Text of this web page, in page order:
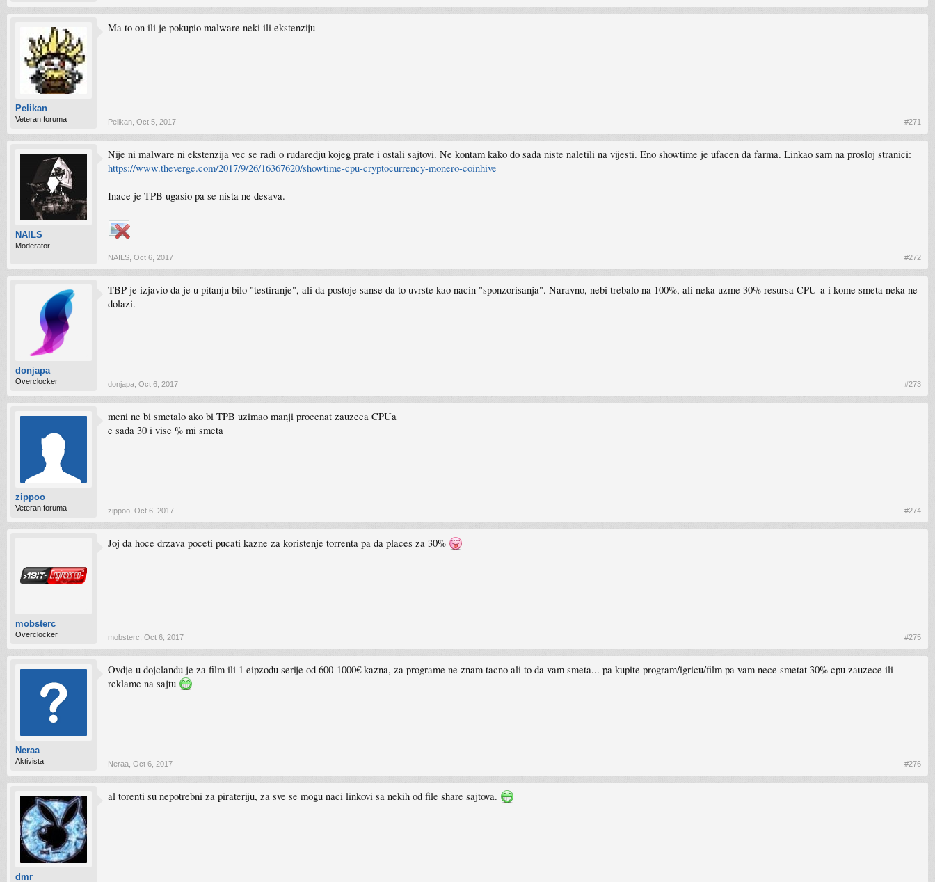
Pelikan
Veteran foruma
Ma to on ili je pokupio malware neki ili ekstenziju
Pelikan Oct 5, 2017 #271
NAILS
Moderator
Nije ni malware ni ekstenzija vec se radi o rudaredju kojeg prate i ostali sajtovi. Ne kontam kako do sada niste naletili na vijesti. Eno showtime je ufacen da farma. Linkao sam na prosloj stranici:
https://www.theverge.com/2017/9/26/16367620/showtime-cpu-cryptocurrency-monero-coinhive
Inace je TPB ugasio pa se nista ne desava.
NAILS Oct 6, 2017 #272
donjapa
Overclocker
TBP je izjavio da je u pitanju bilo "testiranje", ali da postoje sanse da to uvrste kao nacin "sponzorisanja". Naravno, nebi trebalo na 100%, ali neka uzme 30% resursa CPU-a i kome smeta neka ne
dolazi.
donjapa Oct 6, 2017 #273
zippoo
Veteran foruma
meni ne bi smetalo ako bi TPB uzimao manji procenat zauzeca CPUa
e sada 30 i vise % mi smeta
zippoo Oct 6, 2017 #274
mobsterc
Overclocker
Joj da hoce drzava poceti pucati kazne za koristenje torrenta pa da places za 30%
mobsterc Oct 6, 2017 #275
Neraa
Aktivista
Ovdje u dojclandu je za film ili 1 eipzodu serije od 600-1000€ kazna, za programe ne znam tacno ali to da vam smeta... pa kupite program/igricu/film pa vam nece smetat 30% cpu zauzece ili
reklame na sajtu
Neraa Oct 6, 2017 #276
dmr
al torenti su nepotrebni za pirateriju, za sve se mogu naci linkovi sa nekih od file share sajtova.